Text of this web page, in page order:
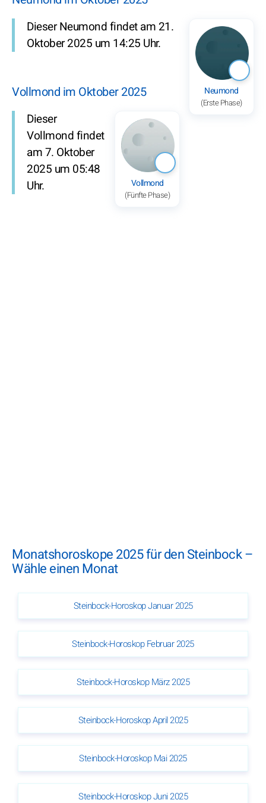
Neumond
(Erste Phase)
Dieser Neumond findet am 21.
Oktober 2025 um 14:25 Uhr.
Vollmond im Oktober 2025
Vollmond
(Fünfte Phase)
Dieser
Vollmond findet
am 7. Oktober
2025 um 05:48
Uhr.
Monatshoroskope 2025 für den Steinbock –
Wähle einen Monat
Steinbock-Horoskop Januar 2025
Steinbock-Horoskop Februar 2025
Steinbock-Horoskop März 2025
Steinbock-Horoskop April 2025
Steinbock-Horoskop Mai 2025
Steinbock-Horoskop Juni 2025